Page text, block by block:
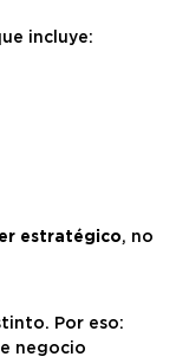
incluye:
estratégico, no
Por eso:
negocio